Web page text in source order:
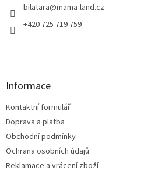
bilatara@mama-land.cz
+420 725 719 759
Informace
Kontaktní formulář
Doprava a platba
Obchodní podmínky
Ochrana osobních údajů
Reklamace a vrácení zboží